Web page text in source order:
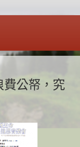
費公帑，究